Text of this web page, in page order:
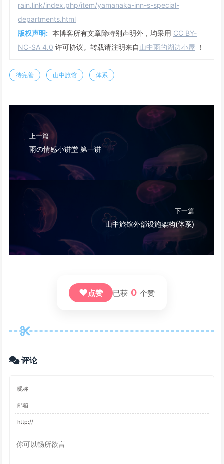
rain.link/index.php/item/yamanaka-inn-s-special-
departments.html
版权声明: 本博客所有文章除特别声明外，均采用 CC BY-
NC-SA 4.0 许可协议。转载请注明来自山中雨的湖边小屋 ！
待完善 山中旅馆 体系
上一篇
雨の情感小讲堂 第一讲
下一篇
山中旅馆外部设施架构(体系)
❤点赞 已获 0 个赞
评论